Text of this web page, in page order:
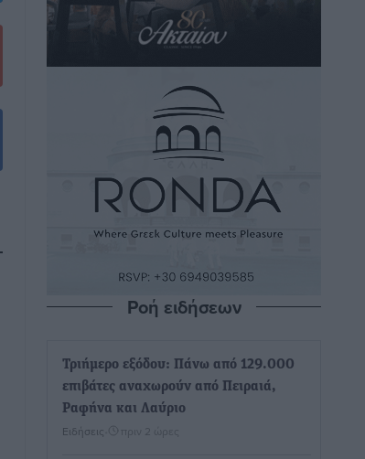
Ροή ειδήσεων
Τριήμερο εξόδου: Πάνω από 129.000
επιβάτες αναχωρούν από Πειραιά,
Ραφήνα και Λαύριο
Ειδήσεις πριν 2 ώρες